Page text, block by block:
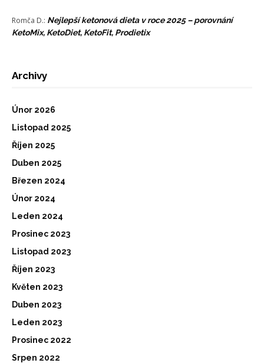
Romča D.: Nejlepší ketonová dieta v roce 2025 – porovnání
KetoMix, KetoDiet, KetoFit, Prodietix
Archivy
Únor 2026
Listopad 2025
Říjen 2025
Duben 2025
Březen 2024
Únor 2024
Leden 2024
Prosinec 2023
Listopad 2023
Říjen 2023
Květen 2023
Duben 2023
Leden 2023
Prosinec 2022
Srpen 2022